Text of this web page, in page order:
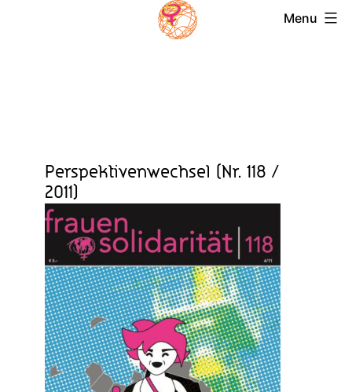
Menu
Perspektivenwechsel (Nr. 118 /
2011)